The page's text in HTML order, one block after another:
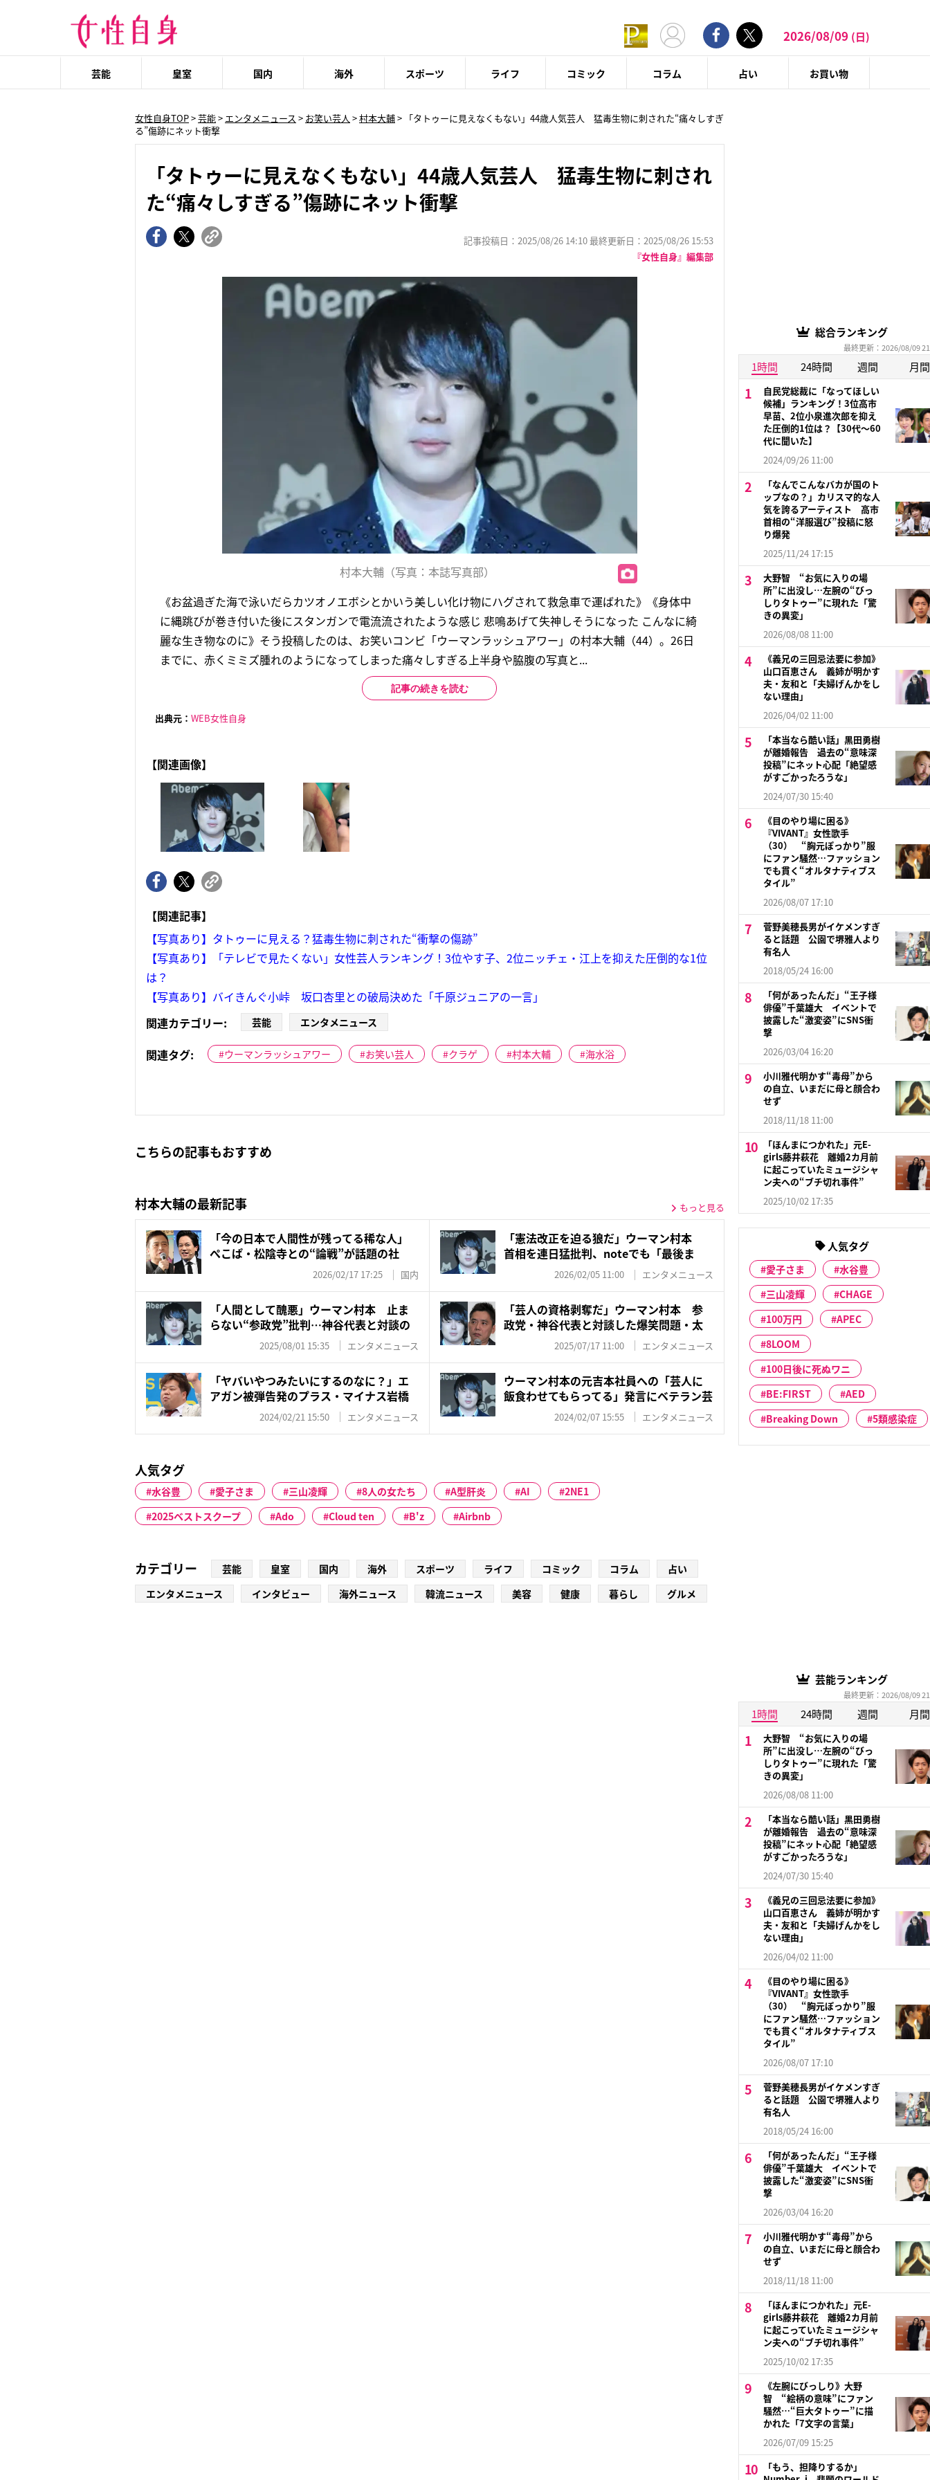
2026/08/09 (日)
芸能 皇室 国内 海外 スポーツ ライフ コミック コラム 占い お買い物
女性自身TOP>芸能> エンタメニュース > お笑い芸人 >村本大輔> 「タトゥーに見えなくもない」44歳人気芸人 猛毒生物に刺された“痛々しすぎ
る”傷跡にネット衝撃
「タトゥーに見えなくもない」44歳人気芸人 猛毒生物に刺され
た“痛々しすぎる”傷跡にネット衝撃
記事投稿日：2025/08/26 14:10 最終更新日：2025/08/26 15:53
『女性自身』編集部
村本大輔（写真：本誌写真部）
《お盆過ぎた海で泳いだらカツオノエボシとかいう美しい化け物にハグされて救急車で運ばれた》《身体中
に縄跳びが巻き付いた後にスタンガンで電流流されたような感じ 悲鳴あげて失神しそうになった こんなに綺
麗な生き物なのに》そう投稿したのは、お笑いコンビ「ウーマンラッシュアワー」の村本大輔（44）。26日
までに、赤くミミズ腫れのようになってしまった痛々しすぎる上半身や脇腹の写真と...
記事の続きを読む
出典元： WEB女性自身
【関連画像】
【関連記事】
【写真あり】タトゥーに見える？猛毒生物に刺された“衝撃の傷跡”
【写真あり】「テレビで見たくない」女性芸人ランキング！3位やす子、2位ニッチェ・江上を抑えた圧倒的な1位
は？
【写真あり】バイきんぐ小峠 坂口杏里との破局決めた「千原ジュニアの一言」
関連カテゴリー:
芸能 エンタメニュース
関連タグ: ウーマンラッシュアワー お笑い芸人 クラゲ 村本大輔 海水浴
こちらの記事もおすすめ
村本大輔の最新記事 もっと見る
「今の日本で人間性が残ってる稀な人」
ぺこぱ・松陰寺との“論戦”が話題の社
2026/02/17 17:25 国内
「憲法改正を迫る狼だ」ウーマン村本
首相を連日猛批判、noteでも「最後ま
2026/02/05 11:00 エンタメニュース
「人間として醜悪」ウーマン村本 止ま
らない“参政党”批判…神谷代表と対談の
2025/08/01 15:35 エンタメニュース
「芸人の資格剥奪だ」ウーマン村本 参
政党・神谷代表と対談した爆笑問題・太
2025/07/17 11:00 エンタメニュース
「ヤバいやつみたいにするのなに？」エ
アガン被弾告発のプラス・マイナス岩橋
2024/02/21 15:50 エンタメニュース
ウーマン村本の元吉本社員への「芸人に
飯食わせてもらってる」発言にベテラン芸
2024/02/07 15:55 エンタメニュース
人気タグ
水谷豊 愛子さま 三山凌輝 8人の女たち A型肝炎 AI
2NE1
2025ベストスクープ
Ado Cloud ten B'z Airbnb
カテゴリー 芸能 皇室 国内 海外 スポーツ ライフ コミック コラム
占い
エンタメニュース
インタビュー 海外ニュース 韓流ニュース 美容 健康 暮らし グルメ
総合ランキング
最終更新：2026/08/09
1時間 24時間 週間 月間
自民党総裁に「なってほしい
候補」ランキング！3位高市
早苗、2位小泉進次郎を抑え
た圧倒的1位は？【30代〜60
代に聞いた】
2024/09/26 11:00
「なんでこんなバカが国のト
ップなの？」カリスマ的な人
気を誇るアーティスト 高市
首相の“洋服選び”投稿に怒
り爆発
2025/11/24 17:15
大野智 “お気に入りの場
所”に出没し…左腕の“びっ
しりタトゥー”に現れた「驚
きの異変」
2026/08/08 11:00
《義兄の三回忌法要に参加》
山口百恵さん 義姉が明かす
夫・友和と「夫婦げんかをし
ない理由」
2026/04/02 11:00
「本当なら酷い話」黒田勇樹
が離婚報告 過去の“意味深
投稿”にネット心配「絶望感
がすごかったろうな」
2024/07/30 15:40
《目のやり場に困る》
『VIVANT』女性歌手
（30） “胸元ぽっかり”服
にファン騒然…ファッション
でも貫く“オルタナティブス
タイル”
2026/08/07 17:10
菅野美穂長男がイケメンすぎ
ると話題 公園で堺雅人より
有名人
2018/05/24 16:00
「何があったんだ」“王子様
俳優”千葉雄大 イベントで
披露した“激変姿”にSNS衝
撃
2026/03/04 16:20
小川雅代明かす“毒母”から
の自立、いまだに母と顔合わ
せず
2018/11/18 11:00
「ほんまにつかれた」元E-
girls藤井萩花 離婚2カ月前
に起こっていたミュージシャ
ン夫への“ブチ切れ事件”
2025/10/02 17:35
人気タグ
愛子さま
水谷豊
三山凌輝
CHAGE
100万円
APEC
8LOOM
100日後に死ぬワニ
BE:FIRST
AED
Breaking Down
5類感染症
芸能ランキング
最終更新：2026/08/09
1時間 24時間 週間 月間
大野智 “お気に入りの場
所”に出没し…左腕の“びっ
しりタトゥー”に現れた「驚
きの異変」
2026/08/08 11:00
「本当なら酷い話」黒田勇樹
が離婚報告 過去の“意味深
投稿”にネット心配「絶望感
がすごかったろうな」
2024/07/30 15:40
《義兄の三回忌法要に参加》
山口百恵さん 義姉が明かす
夫・友和と「夫婦げんかをし
ない理由」
2026/04/02 11:00
《目のやり場に困る》
『VIVANT』女性歌手
（30） “胸元ぽっかり”服
にファン騒然…ファッション
でも貫く“オルタナティブス
タイル”
2026/08/07 17:10
菅野美穂長男がイケメンすぎ
ると話題 公園で堺雅人より
有名人
2018/05/24 16:00
「何があったんだ」“王子様
俳優”千葉雄大 イベントで
披露した“激変姿”にSNS衝
撃
2026/03/04 16:20
小川雅代明かす“毒母”から
の自立、いまだに母と顔合わ
せず
2018/11/18 11:00
「ほんまにつかれた」元E-
girls藤井萩花 離婚2カ月前
に起こっていたミュージシャ
ン夫への“ブチ切れ事件”
2025/10/02 17:35
《左腕にびっしり》大野
智 “絵柄の意味”にファン
騒然…“巨大タトゥー”に描
かれた「7文字の言葉」
2026/07/09 15:25
「もう、担降りするか」